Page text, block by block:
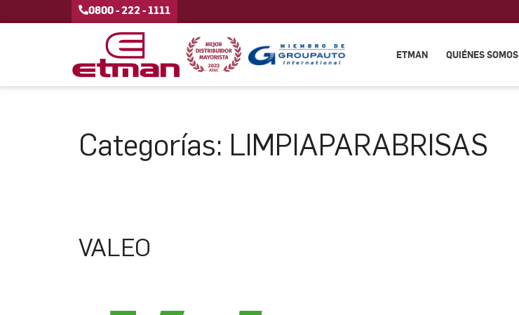
0800 - 222 - 1111
ETMAN QUIÉNES SOMOS
Categorías: LIMPIAPARABRISAS
VALEO